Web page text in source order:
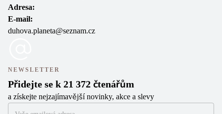
Adresa:
E-mail:
duhova.planeta@seznam.cz
NEWSLETTER
Přidejte se k 21 372 čtenářům
a získejte nejzajímavější novinky, akce a slevy